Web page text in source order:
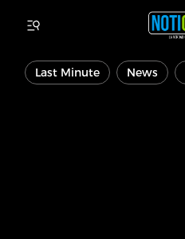
Last Minute News